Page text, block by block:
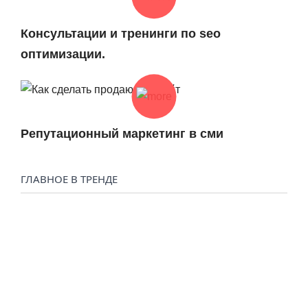
Консультации и тренинги по seo
оптимизации.
Репутационный маркетинг в сми
ГЛАВНОЕ В ТРЕНДЕ